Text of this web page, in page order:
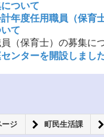
ついて
年度任用職員（保育
て
（保育士）の募集に
ンターを開設しまし
ージ 町民生活課